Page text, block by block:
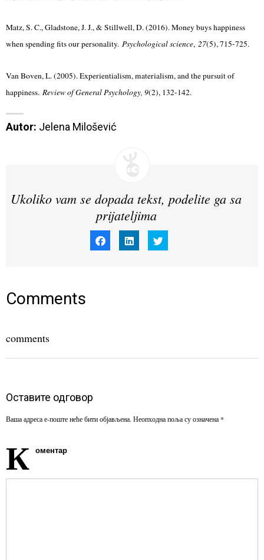
Matz, S. C., Gladstone, J. J., & Stillwell, D. (2016). Money buys happiness
when spending fits our personality. Psychological science, 27(5), 715-725.
Van Boven, L. (2005). Experientialism, materialism, and the pursuit of
happiness. Review of General Psychology, 9(2), 132-142.
Autor: Jelena Milošević
Ukoliko vam se dopada tekst, podelite ga sa
prijateljima
share share share
Comments
comments
Оставите одговор
Ваша адреса е-поште неће бити објављена. Неопходна поља су означена *
К оментар